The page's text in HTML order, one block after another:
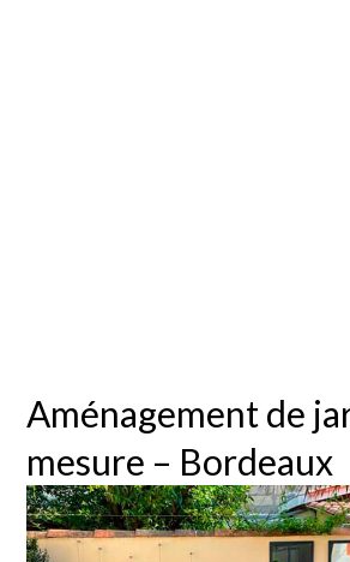
Aménagement de
mesure – Bordeaux